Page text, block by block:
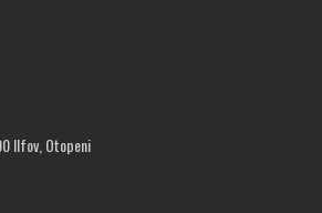
Ilfov, Otopeni